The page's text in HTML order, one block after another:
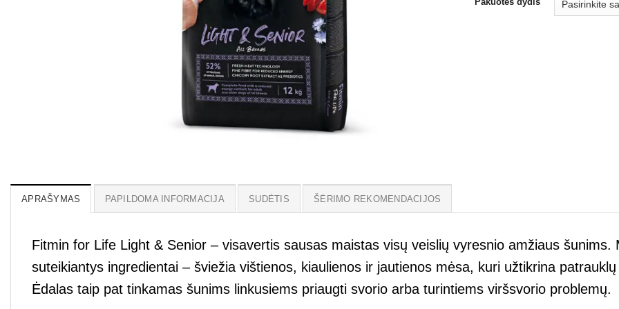
APRAŠYMAS PAPILDOMA INFORMACIJA SUDĖTIS ŠĖRIMO REKOMENDACIJOS
Fitmin for Life Light & Senior – visavertis sausas maistas visų veislių vyresnio amžiaus šunims.
suteikiantys ingredientai – šviežia vištienos, kiaulienos ir jautienos mėsa, kuri užtikrina
Ėdalas taip pat tinkamas šunims linkusiems priaugti svorio arba turintiems viršsvorio problemų.